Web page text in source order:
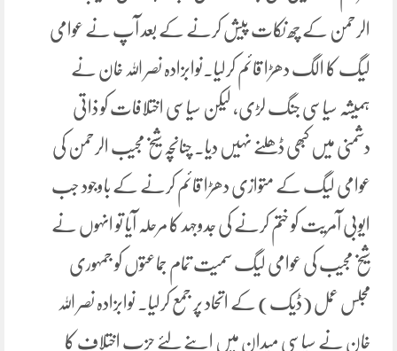
الرحمن کے چھ نکات پیش کرنے کے بعد آپ نے عوامی
لیگ کا الگ دھڑا قائم کرلیا۔نوابزادہ نصر اللہ خان نے
ہمیشہ سیاسی جنگ لڑی، لیکن سیاسی اختلافات کو ذاتی
دشمنی میں کبھی ڈھلنے نہیں دیا۔ چنانچہ شیخ مجیب الرحمن کی
عوامی لیگ کے متوازی دھڑا قائم کرنے کے باوجود جب
ایوبی آمریت کو ختم کرنے کی جدوجہد کا مرحلہ آیا تو انہوں نے
شیخ مجیب کی عوامی لیگ سمیت تمام جماعتوں کو جمہوری
مجلس عمل (ڈیک) کے اتحاد پر جمع کرلیا۔ نوابزادہ نصر اللہ
خان نے سیاسی میدان میں اپنے لئے حزب اختلاف کا